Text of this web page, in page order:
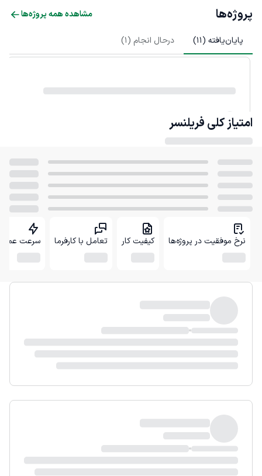
پروژه‌ها مشاهده همه پروژه‌ها
پایان‌یافته (11
) درحال انجام (1
)
امتیاز کلی فریلنسر
نرخ موفقیت در پروژه‌ها کیفیت کار تعامل با کارفرما سرعت عمل